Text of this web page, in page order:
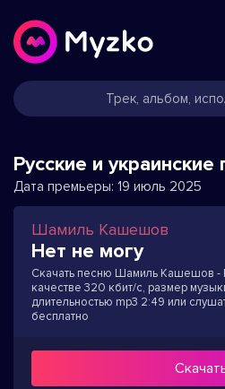
Русские и украинские
Дата премьеры: 19 июль 2025
Шамиль Кашешов
Нет не могу
Скачать песню Шамиль Кашешов -
качестве 320 кбит/с, размер
длительностью mp3 2:49 или
бесплатно